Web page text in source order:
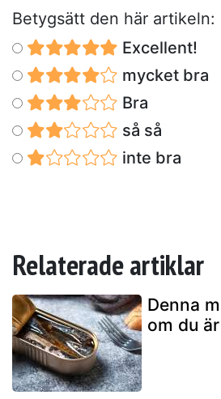
Betygsätt den här artikeln:
Excellent!
mycket bra
Bra
så så
inte bra
Relaterade artiklar
Denna
om du